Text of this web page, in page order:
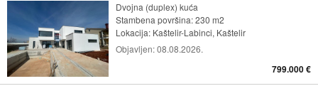
Dvojna (duplex) kuća
Stambena površina: 230 m2
Lokacija: Kaštelir-Labinci, Kaštelir
Objavljen:08.08.2026.
799.000 €